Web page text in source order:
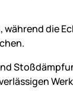
die